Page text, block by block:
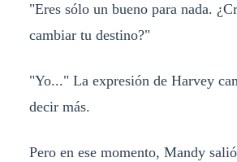
"Eres sólo un bueno para nada.
cambiar tu destino?"
"Yo..." La expresión de Harvey
decir más.
Pero en ese momento, Mandy